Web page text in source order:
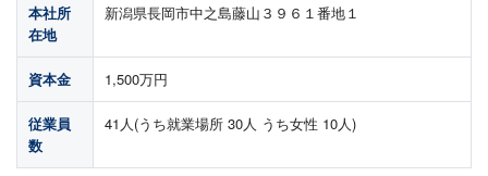
本社所
在地
新潟県長岡市中之島藤山３９６１番地１
資本金 1,500万円
従業員
数
41人(うち就業場所 30人 うち女性 10人)